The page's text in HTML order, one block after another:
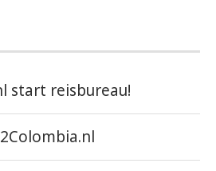
start reisbureau!